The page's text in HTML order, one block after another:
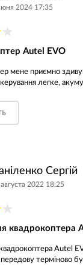
2024 17:35
Autel EVO
мене приємно
керування легке,
Сергій
2022 18:25
квадрокоптера
Autel
терміново